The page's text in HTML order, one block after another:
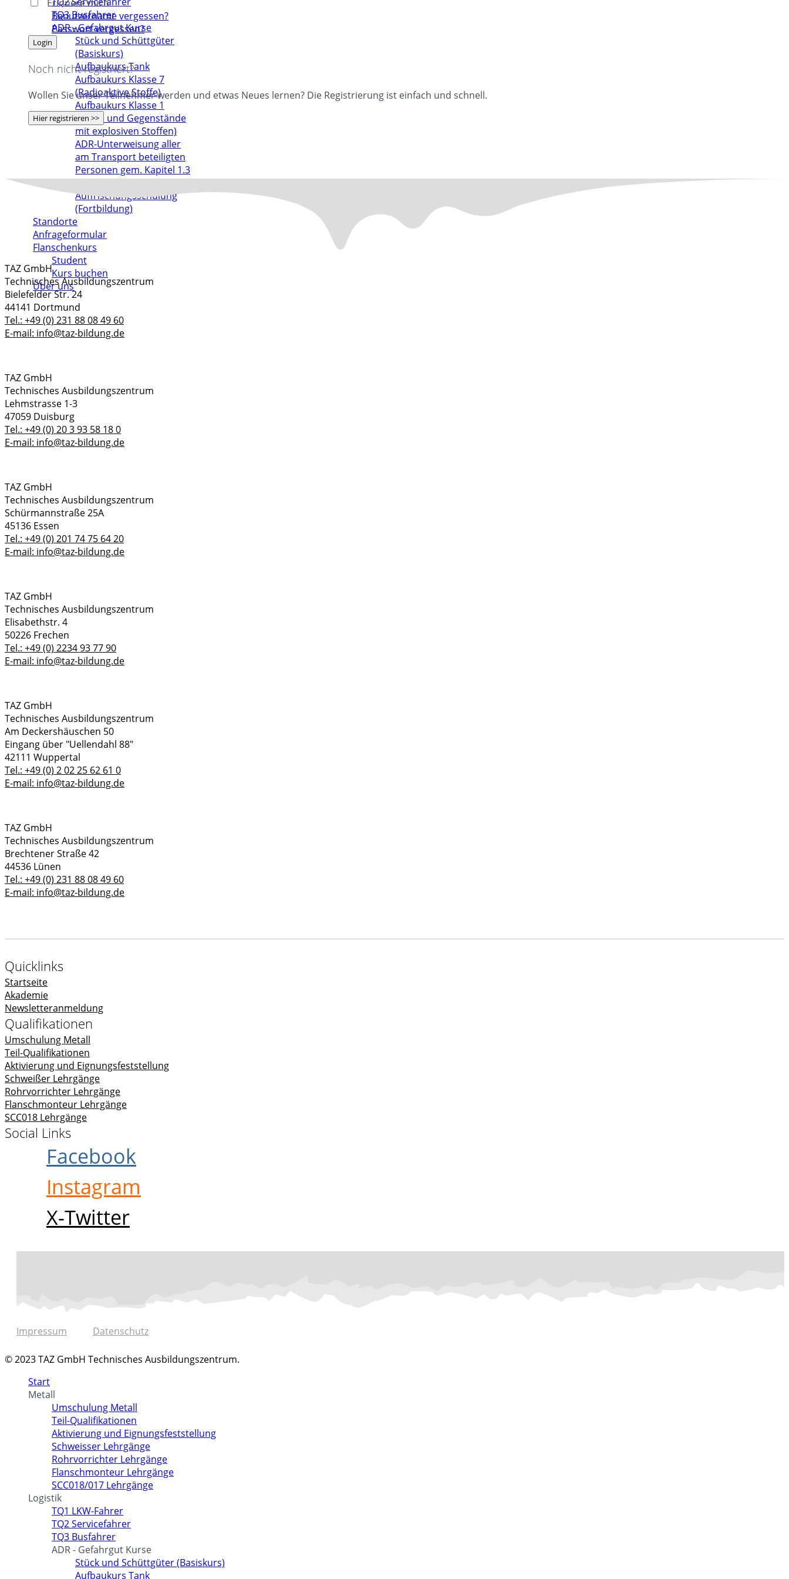
TQ3 Busfahrer
ADR - Gefahrgut Kurse
Stück und Schüttgüter
(Basiskurs)
Aufbaukurs Tank
Aufbaukurs Klasse 7
(Radioaktive Stoffe)
Aufbaukurs Klasse 1
(Stoffe und Gegenstände
mit explosiven Stoffen)
ADR-Unterweisung aller
am Transport beteiligten
Personen gem. Kapitel 1.3
ADR
Auffrischungsschulung
(Fortbildung)
Standorte
Anfrageformular
Flanschenkurs
Student
Kurs buchen
Über uns
Erinnere mich
Benutzername vergessen?
Passwort vergessen?
Noch nicht registriert?
Wollen Sie unser Teilnehmer werden und etwas Neues lernen? Die Registrierung ist einfach und schnell.
TAZ GmbH
Technisches Ausbildungszentrum
Bielefelder Str. 24
44141 Dortmund
Tel.: +49 (0) 231 88 08 49 60
E-mail: info@taz-bildung.de
TAZ GmbH
Technisches Ausbildungszentrum
Lehmstrasse 1-3
47059 Duisburg
Tel.: +49 (0) 20 3 93 58 18 0
E-mail: info@taz-bildung.de
TAZ GmbH
Technisches Ausbildungszentrum
Schürmannstraße 25A
45136 Essen
Tel.: +49 (0) 201 74 75 64 20
E-mail: info@taz-bildung.de
TAZ GmbH
Technisches Ausbildungszentrum
Elisabethstr. 4
50226 Frechen
Tel.: +49 (0) 2234 93 77 90
E-mail: info@taz-bildung.de
TAZ GmbH
Technisches Ausbildungszentrum
Am Deckershäuschen 50
Eingang über "Uellendahl 88"
42111 Wuppertal
Tel.: +49 (0) 2 02 25 62 61 0
E-mail: info@taz-bildung.de
TAZ GmbH
Technisches Ausbildungszentrum
Brechtener Straße 42
44536 Lünen
Tel.: +49 (0) 231 88 08 49 60
E-mail: info@taz-bildung.de
Quicklinks
Startseite
Akademie
Newsletteranmeldung
Qualifikationen
Umschulung Metall
Teil-Qualifikationen
Aktivierung und Eignungsfeststellung
Schweißer Lehrgänge
Rohrvorrichter Lehrgänge
Flanschmonteur Lehrgänge
SCC018 Lehrgänge
Social Links
Facebook
Instagram
X-Twitter
Impressum Datenschutz
© 2023 TAZ GmbH Technisches Ausbildungszentrum.
Start
Metall
Umschulung Metall
Teil-Qualifikationen
Aktivierung und Eignungsfeststellung
Schweisser Lehrgänge
Rohrvorrichter Lehrgänge
Flanschmonteur Lehrgänge
SCC018/017 Lehrgänge
Logistik
TQ1 LKW-Fahrer
TQ2 Servicefahrer
TQ3 Busfahrer
ADR - Gefahrgut Kurse
Stück und Schüttgüter (Basiskurs)
Aufbaukurs Tank